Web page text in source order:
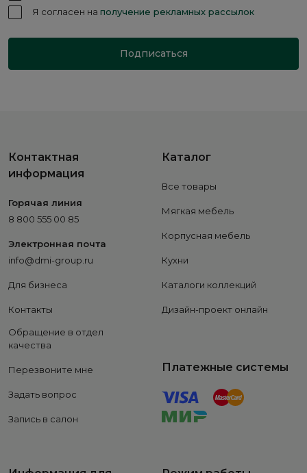
Я согласен на получение рекламных рассылок
Подписаться
Контактная
информация
Горячая линия
8 800 555 00 85
Электронная почта
info@dmi-group.ru
Для бизнеса
Контакты
Обращение в отдел
качества
Перезвоните мне
Задать вопрос
Запись в салон
Каталог
Все товары
Мягкая мебель
Корпусная мебель
Кухни
Каталоги коллекций
Дизайн-проект онлайн
Платежные системы